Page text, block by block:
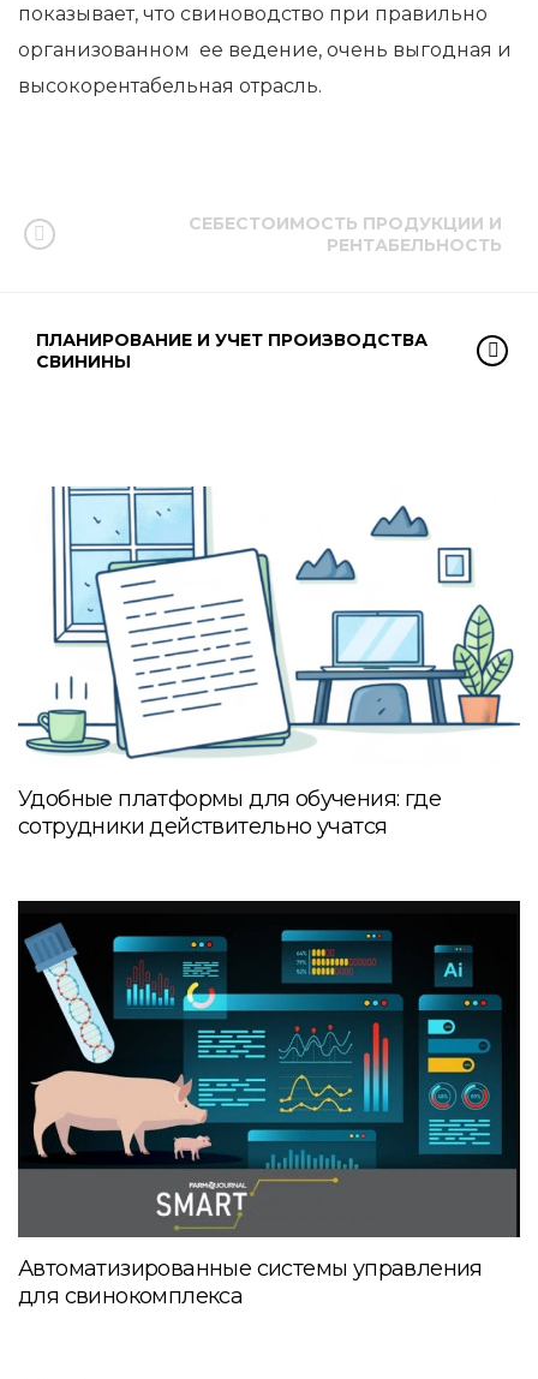
показывает, что свиноводство при правильно
организованном ее ведение, очень выгодная и
высокорентабельная отрасль.
СЕБЕСТОИМОСТЬ ПРОДУКЦИИ И
РЕНТАБЕЛЬНОСТЬ
ПЛАНИРОВАНИЕ И УЧЕТ ПРОИЗВОДСТВА
СВИНИНЫ
Удобные платформы для обучения: где
сотрудники действительно учатся
Автоматизированные системы управления
для свинокомплекса